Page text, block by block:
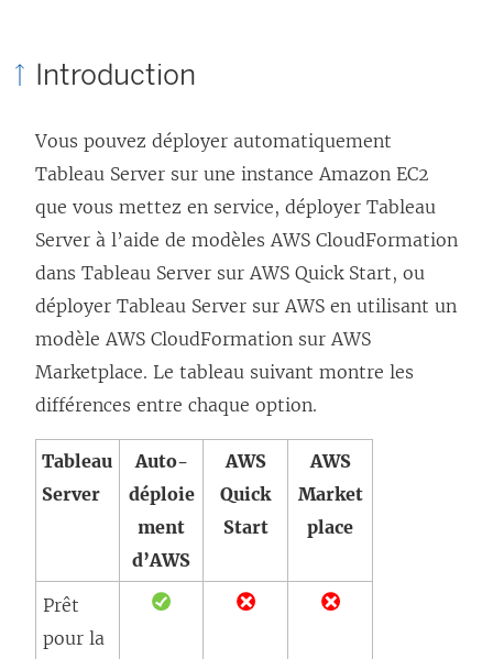
d
n
s
u
n
e
n
o
u
v
e
l
l
e
f
’
o
u
v
r
e
d
a
n
s
u
n
e
n
s
’
o
u
v
r
e
d
a
n
s
u
Introduction
Vous pouvez déployer automatiquement
Tableau Server sur une instance Amazon EC2
que vous mettez en service, déployer Tableau
Server à l’aide de modèles AWS CloudFormation
dans Tableau Server sur AWS Quick Start, ou
déployer Tableau Server sur AWS en utilisant un
modèle AWS CloudFormation sur AWS
Marketplace. Le tableau suivant montre les
différences entre chaque option.
Tableau
Server
Auto-
déploie
ment
d’AWS
AWS
Quick
Start
AWS
Market
place
Prêt
pour la